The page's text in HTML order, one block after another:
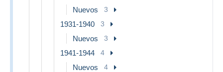
Nuevos 3
1931-1940 3
Nuevos 3
1941-1944 4
Nuevos 4